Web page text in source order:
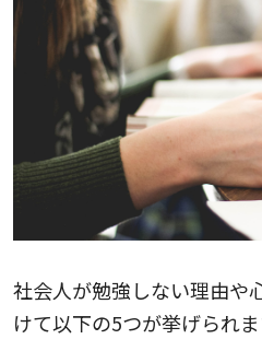
社会人が勉強しない理由や
けて以下の5つが挙げられま